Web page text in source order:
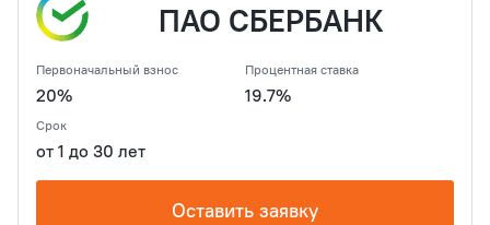
ПАО СБЕРБАНК
Первоначальный взнос
20%
Процентная ставка
19.7%
Срок
от 1 до 30 лет
Оставить заявку